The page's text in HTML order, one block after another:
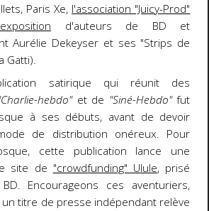
Paris Xe, l'association "Juicy-Prod"
d'auteurs de BD et
Aurélie Dekeyser et ses "Strips de
Gatti).
satirique qui réunit des
hebdo"et de "Siné-Hebdo"fut
à ses débuts, avant de devoir
de distribution onéreux. Pour
cette publication lance une
site de "crowdfunding" Ulule, prisé
Encourageons ces aventuriers,
titre de presse indépendant relève